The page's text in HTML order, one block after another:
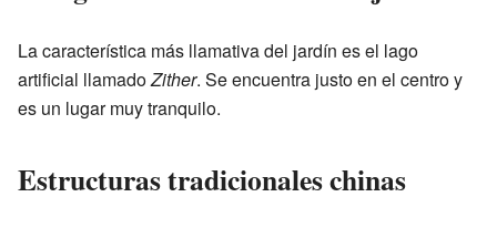
La característica más llamativa del jardín es el lago
artificial llamadoZither. Se encuentra justo en el centro y
es un lugar muy tranquilo.
Estructuras tradicionales chinas